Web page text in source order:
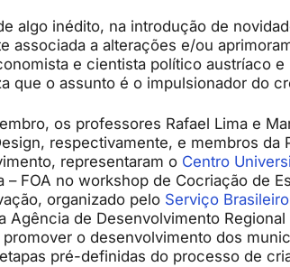
algo inédito, na introdução de
associada a alterações e/ou
e cientista político austríaco
que o assunto é o impulsionador do
os professores Rafael Lima e
respectivamente, e membros da
representaram o Centro
– FOA no workshop de Cocriação de
organizado pelo Serviço
Agência de Desenvolvimento
o desenvolvimento dos
pré-definidas do processo de